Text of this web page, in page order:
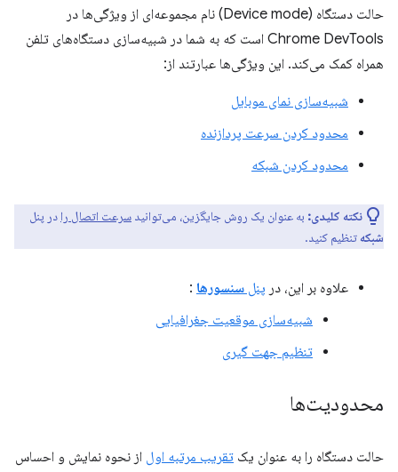
حالت دستگاه (Device mode) نام مجموعه‌ای از ویژگی‌ها در
Chrome DevTools است که به شما در شبیه‌سازی دستگاه‌های تلفن
همراه کمک می‌کند. این ویژگی‌ها عبارتند از:
شبیه‌سازی نمای موبایل
محدود کردن سرعت پردازنده
محدود کردن شبکه
نکته کلیدی: به عنوان یک روش جایگزین، می‌توانید سرعت اتصال را در پنل
شبکه تنظیم کنید.
علاوه بر این، در پنل سنسورها :
شبیه‌سازی موقعیت جغرافیایی
تنظیم جهت گیری
محدودیت‌ها
حالت دستگاه را به عنوان یک تقریب مرتبه اول از نحوه نمایش و احساس